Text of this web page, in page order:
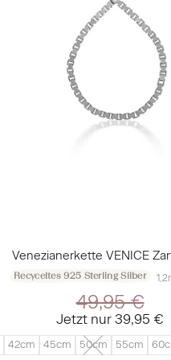
Venezianerkette VENICE
Recyceltes 925 Sterling Silber
49,95 €
Jetzt nur 39,95 €
42cm 45cm 50cm 55cm